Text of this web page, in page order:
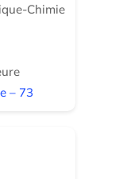
Chimie
– 73